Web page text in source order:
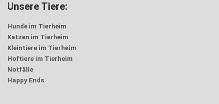
Unsere Tiere:
Hunde im Tierheim
Katzen im Tierheim
Kleintiere im Tierheim
Hoftiere im Tierheim
Notfälle
Happy Ends